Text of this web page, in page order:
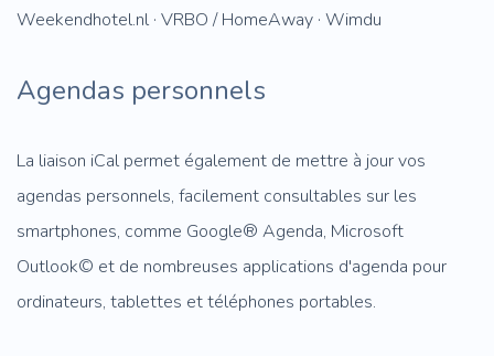
Weekendhotel.nl · VRBO / HomeAway · Wimdu
Agendas personnels
La liaison iCal permet également de mettre à jour vos
agendas personnels, facilement consultables sur les
smartphones, comme Google® Agenda, Microsoft
Outlook© et de nombreuses applications d'agenda pour
ordinateurs, tablettes et téléphones portables.